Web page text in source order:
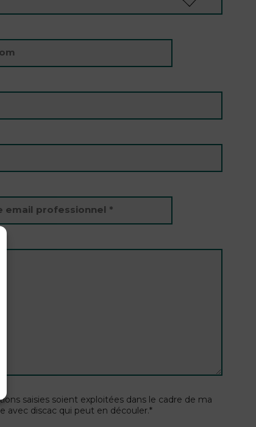
email professionnel *
saisies soient exploitées dans le cadre de ma
avec discac qui peut en découler.*